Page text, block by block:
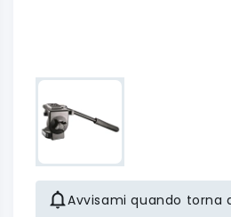
Avvisami quando torna